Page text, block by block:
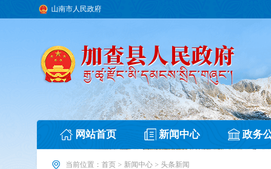
山南市人民政府
网站首页 新闻中心 政务
当前位置： 首页 > 新闻中心 > 头条新闻